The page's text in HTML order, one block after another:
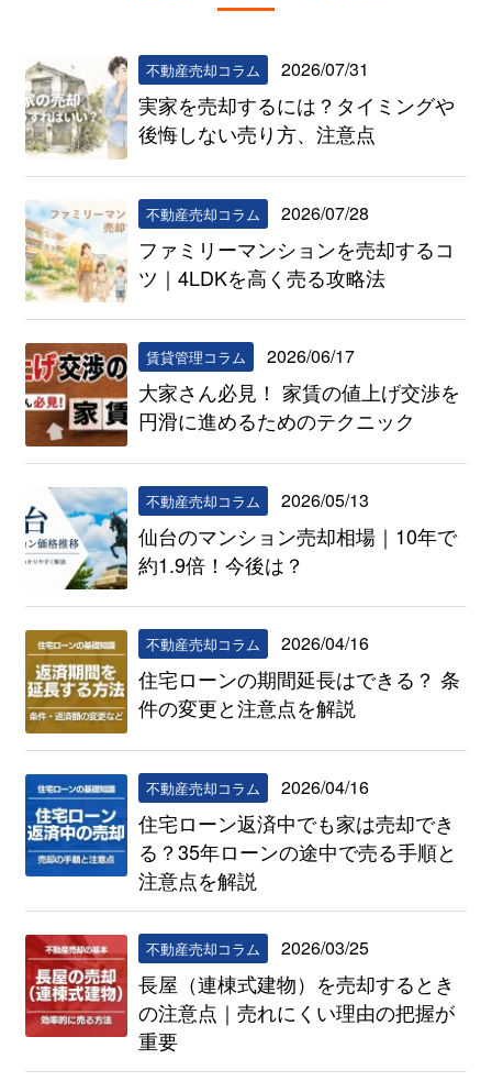
不動産売却コラム 2026/07/31
実家を売却するには？タイミングや
後悔しない売り方、注意点
不動産売却コラム 2026/07/28
ファミリーマンションを売却するコ
ツ｜4LDKを高く売る攻略法
賃貸管理コラム 2026/06/17
大家さん必見！ 家賃の値上げ交渉を
円滑に進めるためのテクニック
不動産売却コラム 2026/05/13
仙台のマンション売却相場｜10年で
約1.9倍！今後は？
不動産売却コラム 2026/04/16
住宅ローンの期間延長はできる？ 条
件の変更と注意点を解説
不動産売却コラム 2026/04/16
住宅ローン返済中でも家は売却でき
る？35年ローンの途中で売る手順と
注意点を解説
不動産売却コラム 2026/03/25
長屋（連棟式建物）を売却するとき
の注意点｜売れにくい理由の把握が
重要